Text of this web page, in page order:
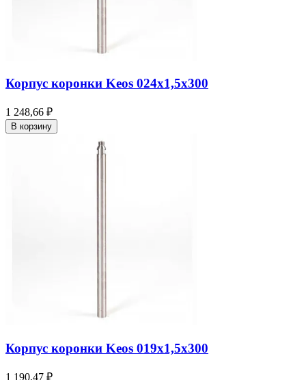
Корпус коронки Keos 024x1,5x300
1 248,66 ₽
В корзину
Корпус коронки Keos 019x1,5x300
1 190,47 ₽